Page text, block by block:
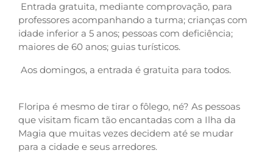
Entrada gratuita, mediante comprovação, para
professores acompanhando a turma; crianças com
idade inferior a 5 anos; pessoas com deficiência;
maiores de 60 anos; guias turísticos.
Aos domingos, a entrada é gratuita para todos.
Floripa é mesmo de tirar o fôlego, né? As pessoas
que visitam ficam tão encantadas com a Ilha da
Magia que muitas vezes decidem até se mudar
para a cidade e seus arredores.